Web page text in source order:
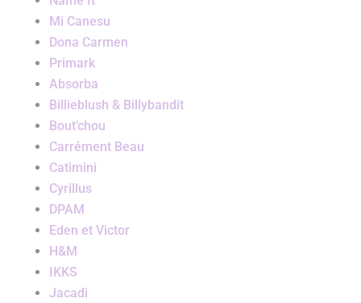
Mi Canesu
Dona Carmen
Primark
Absorba
Billieblush & Billybandit
Bout’chou
Carrément Beau
Catimini
Cyrillus
DPAM
Eden et Victor
H&M
IKKS
Jacadi